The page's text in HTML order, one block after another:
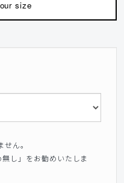
size
ん。
し」をお勧めいたしま